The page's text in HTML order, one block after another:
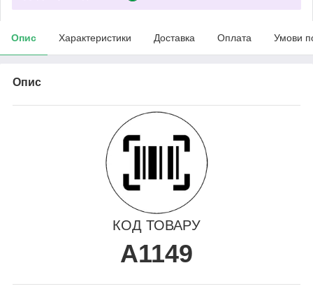
Опис Характеристики Доставка Оплата Умови
Опис
КОД ТОВАРУ
A1149